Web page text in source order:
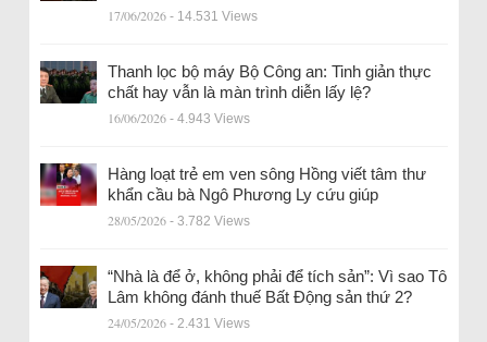
17/06/2026 - 14.531 Views
Thanh lọc bộ máy Bộ Công an: Tinh giản thực
chất hay vẫn là màn trình diễn lấy lệ?
16/06/2026 - 4.943 Views
Hàng loạt trẻ em ven sông Hồng viết tâm thư
khẩn cầu bà Ngô Phương Ly cứu giúp
28/05/2026 - 3.782 Views
“Nhà là để ở, không phải để tích sản”: Vì sao Tô
Lâm không đánh thuế Bất Động sản thứ 2?
24/05/2026 - 2.431 Views